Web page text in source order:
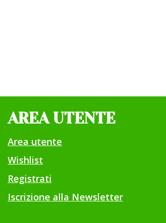
AREA UTENTE
Area utente
Wishlist
Registrati
Iscrizione alla Newsletter